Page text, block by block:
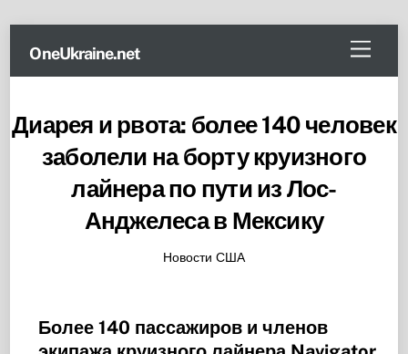
content
Menu
OneUkraine.net
Диарея и рвота: более 140 человек
заболели на борту круизного
лайнера по пути из Лос-
Анджелеса в Мексику
Новости США
Более 140 пассажиров и членов